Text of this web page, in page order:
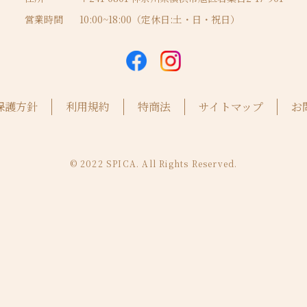
営業時間
10:00~18:00（定休日:土・日・祝日）
護方針 利用規約 特商法 サイトマップ お
© 2022 SPICA. All Rights Reserved.